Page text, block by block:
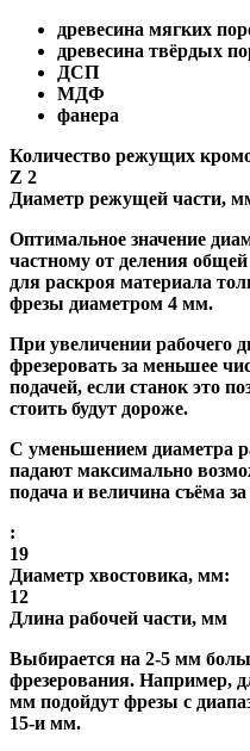
древесина мягких
древесина твёрдых
ДСП
МДФ
фанера
Количество режущих
Z 2
Диаметр режущей части,
Оптимальное значение
частному от деления
для раскроя материала
фрезы диаметром 4 мм.
При увеличении рабочего
фрезеровать за меньшее
подачей, если станок это
стоить будут дороже.
С уменьшением диаметра
падают максимально
подача и величина съёма
:
19
Диаметр хвостовика, мм:
12
Длина рабочей части, мм
Выбирается на 2-5 мм
фрезерования. Например,
мм подойдут фрезы с
15-и мм.